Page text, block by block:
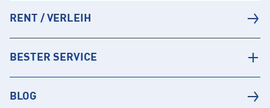
RENT / VERLEIH
BESTER SERVICE
BLOG